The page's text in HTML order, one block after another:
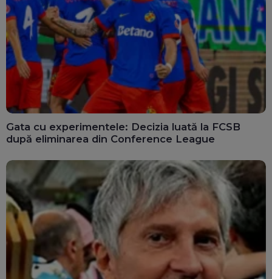
Gata cu experimentele: Decizia luată la FCSB
după eliminarea din Conference League